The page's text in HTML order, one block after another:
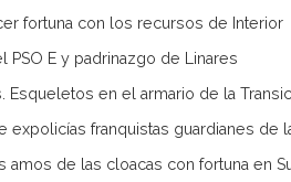
fortuna con los recursos de Interior
PSO E y padrinazgo de Linares
en el armario de la
expolicías franquistas guardianes de
amos de las cloacas con fortuna en